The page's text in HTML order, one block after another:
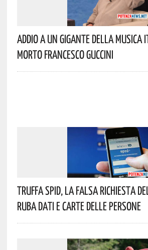
Addio A Un Gigante Della Musica
Morto Francesco Guccini
Truffa Spid, La Falsa Richiesta
Ruba Dati E Carte Delle Persone